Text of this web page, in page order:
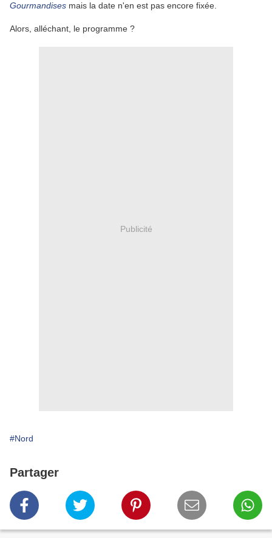
Gourmandises mais la date n'en est pas encore fixée.
Alors, alléchant, le programme ?
Publicité
#Nord
Partager